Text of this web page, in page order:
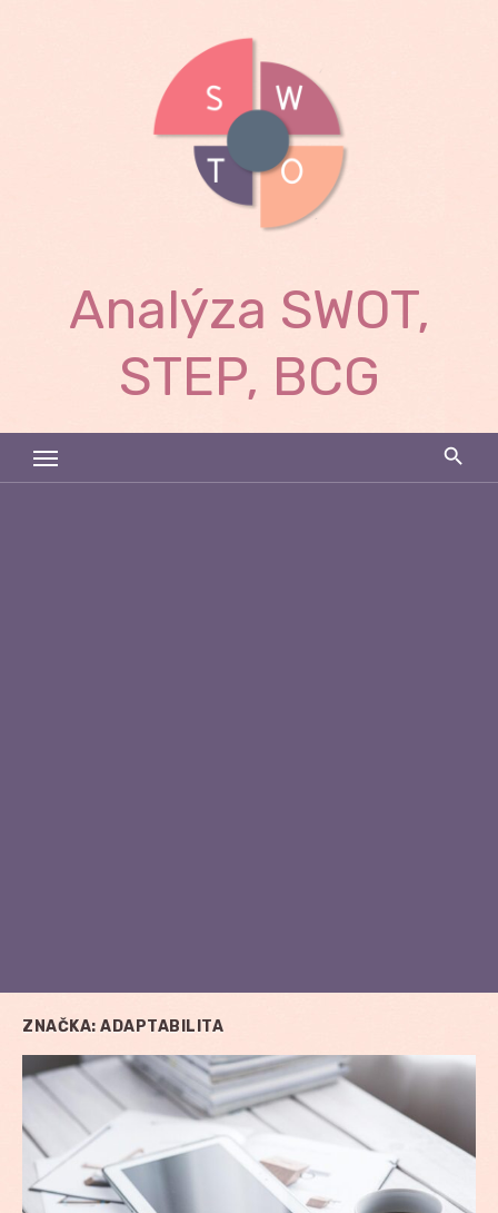
Analýza SWOT,
STEP, BCG
ZNAČKA: ADAPTABILITA